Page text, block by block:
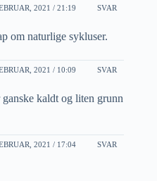
2021 / 21:19 SVAR
om naturlige sykluser.
2021 / 10:09 SVAR
kaldt og liten grunn
2021 / 17:04 SVAR